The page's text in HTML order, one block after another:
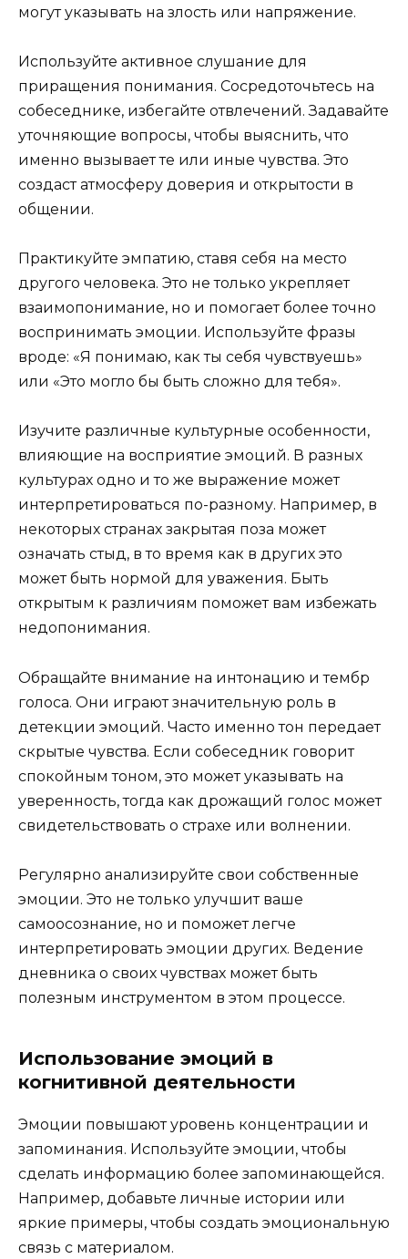
могут указывать на злость или напряжение.
Используйте активное слушание для
приращения понимания. Сосредоточьтесь на
собеседнике, избегайте отвлечений. Задавайте
уточняющие вопросы, чтобы выяснить, что
именно вызывает те или иные чувства. Это
создаст атмосферу доверия и открытости в
общении.
Практикуйте эмпатию, ставя себя на место
другого человека. Это не только укрепляет
взаимопонимание, но и помогает более точно
воспринимать эмоции. Используйте фразы
вроде: «Я понимаю, как ты себя чувствуешь»
или «Это могло бы быть сложно для тебя».
Изучите различные культурные особенности,
влияющие на восприятие эмоций. В разных
культурах одно и то же выражение может
интерпретироваться по-разному. Например, в
некоторых странах закрытая поза может
означать стыд, в то время как в других это
может быть нормой для уважения. Быть
открытым к различиям поможет вам избежать
недопонимания.
Обращайте внимание на интонацию и тембр
голоса. Они играют значительную роль в
детекции эмоций. Часто именно тон передает
скрытые чувства. Если собеседник говорит
спокойным тоном, это может указывать на
уверенность, тогда как дрожащий голос может
свидетельствовать о страхе или волнении.
Регулярно анализируйте свои собственные
эмоции. Это не только улучшит ваше
самоосознание, но и поможет легче
интерпретировать эмоции других. Ведение
дневника о своих чувствах может быть
полезным инструментом в этом процессе.
Использование эмоций в
когнитивной деятельности
Эмоции повышают уровень концентрации и
запоминания. Используйте эмоции, чтобы
сделать информацию более запоминающейся.
Например, добавьте личные истории или
яркие примеры, чтобы создать эмоциональную
связь с материалом.